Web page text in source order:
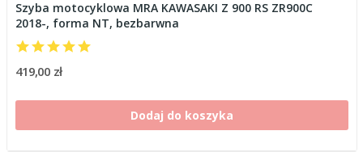
Szyba motocyklowa MRA KAWASAKI Z 900 RS ZR900C
2018-, forma NT, bezbarwna
419,00 zł
Dodaj do koszyka